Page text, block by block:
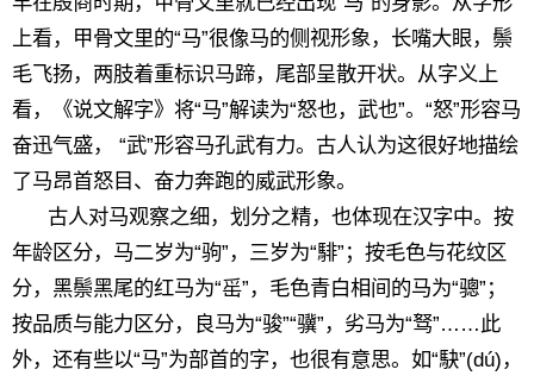
上看，甲骨文里的“马”很像马的侧视形象，长嘴大眼，鬃
毛飞扬，两肢着重标识马蹄，尾部呈散开状。从字义上
看，《说文解字》将“马”解读为“怒也，武也”。“怒”形容马
奋迅气盛， “武”形容马孔武有力。古人认为这很好地描绘
了马昂首怒目、奋力奔跑的威武形象。
古人对马观察之细，划分之精，也体现在汉字中。按
年龄区分，马二岁为“驹”，三岁为“騑”；按毛色与花纹区
分，黑鬃黑尾的红马为“䍃”，毛色青白相间的马为“骢”；
按品质与能力区分，良马为“骏”“骥”，劣马为“驽”……此
外，还有些以“马”为部首的字，也很有意思。如“駃”(dú)，